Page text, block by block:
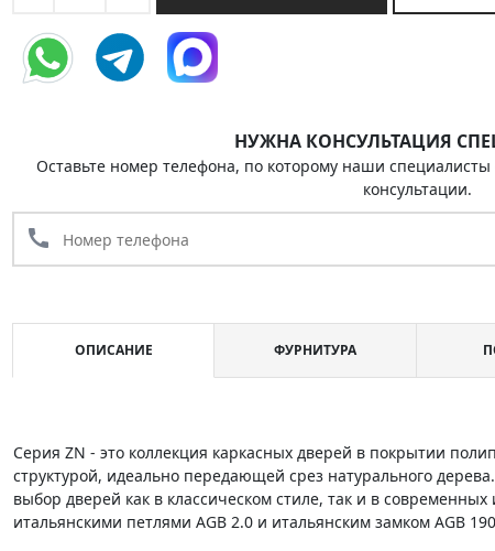
НУЖНА КОНСУЛЬТАЦИЯ
Оставьте номер телефона, по которому наши специалисты
консультации.
call
ОПИСАНИЕ ФУРНИТУРА
Серия ZN - это коллекция каркасных дверей в покрытии
структурой, идеально передающей срез натурального
выбор дверей как в классическом стиле, так и в современных
итальянскими петлями AGB 2.0 и итальянским замком AGB